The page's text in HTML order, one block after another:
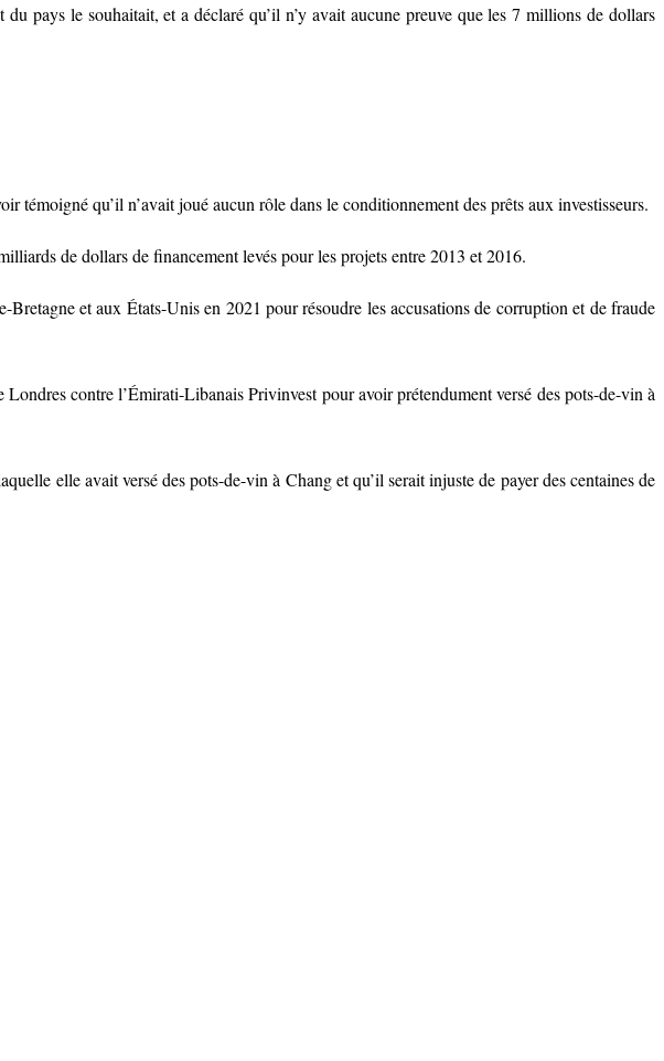
pays le souhaitait, et a déclaré qu’il n’y avait aucune preuve que les 7 millions de dollars
témoigné qu’il n’avait joué aucun rôle dans le conditionnement des prêts aux investisseurs.
de dollars de financement levés pour les projets entre 2013 et 2016.
et aux États-Unis en 2021 pour résoudre les accusations de corruption et de fraude
contre l’Émirati-Libanais Privinvest pour avoir prétendument versé des pots-de-vin à
elle avait versé des pots-de-vin à Chang et qu’il serait injuste de payer des centaines de